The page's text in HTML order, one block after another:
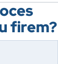
firem?